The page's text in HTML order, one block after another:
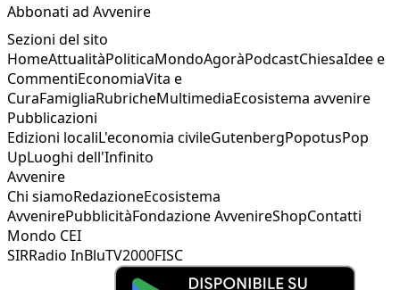
Abbonati ad Avvenire
Sezioni del sito
HomeAttualitàPoliticaMondoAgoràPodcastChiesaIdee e
CommentiEconomiaVita e
CuraFamigliaRubricheMultimediaEcosistema avvenire
Pubblicazioni
Edizioni localiL'economia civileGutenbergPopotusPop
UpLuoghi dell'Infinito
Avvenire
Chi siamoRedazioneEcosistema
AvvenirePubblicitàFondazione AvvenireShopContatti
Mondo CEI
SIRRadio InBluTV2000FISC